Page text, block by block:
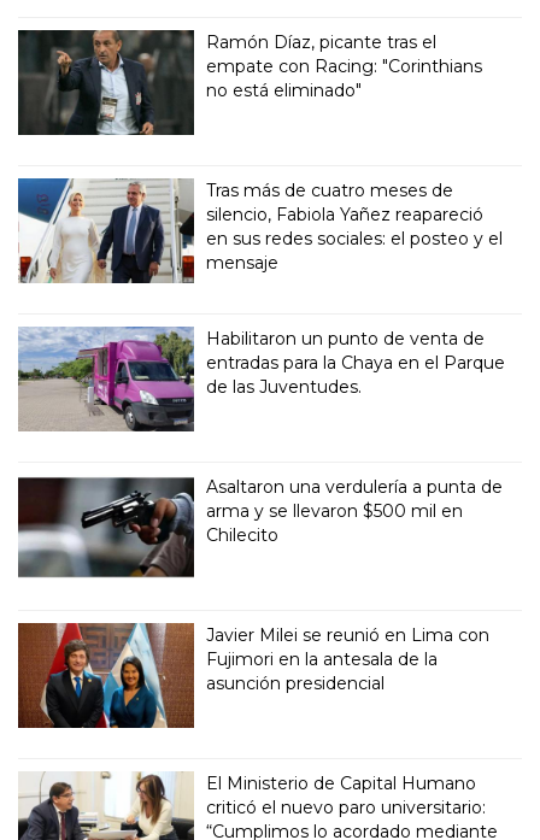
Ramón Díaz, picante tras el
empate con Racing: "Corinthians
no está eliminado"
Tras más de cuatro meses de
silencio, Fabiola Yañez reapareció
en sus redes sociales: el posteo y el
mensaje
Habilitaron un punto de venta de
entradas para la Chaya en el Parque
de las Juventudes.
Asaltaron una verdulería a punta de
arma y se llevaron $500 mil en
Chilecito
Javier Milei se reunió en Lima con
Fujimori en la antesala de la
asunción presidencial
El Ministerio de Capital Humano
criticó el nuevo paro universitario:
“Cumplimos lo acordado mediante